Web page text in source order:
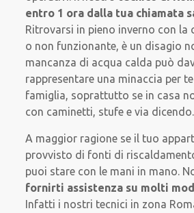
entro 1 ora dalla tua chiamata
Ritrovarsi in pieno inverno con la
o non funzionante, è un disagio
mancanza di acqua calda può
rappresentare una minaccia per
famiglia, soprattutto se in casa
con caminetti, stufe e via dicendo.
A maggior ragione se il tuo
provvisto di fonti di
puoi stare con le mani in mano.
fornirti assistenza su molti
Infatti i nostri tecnici in zona